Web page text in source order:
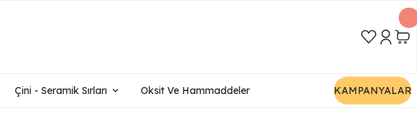
Çini - Seramik Sırları Oksit Ve Hammaddeler KAMPANYALAR